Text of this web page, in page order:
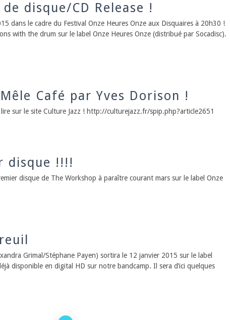
disque/CD Release !
dans le cadre du Festival Onze Heures Onze aux Disquaires à 20h30 !
with the drum sur le label Onze Heures Onze (distribué par Socadisc).
Café par Yves Dorison !
sur le site Culture Jazz ! http://culturejazz.fr/spip.php?article2651
disque !!!!
disque de The Workshop à paraître courant mars sur le label Onze
Grimal/Stéphane Payen) sortira le 12 janvier 2015 sur le label
disponible en digital HD sur notre bandcamp. Il sera d’ici quelques